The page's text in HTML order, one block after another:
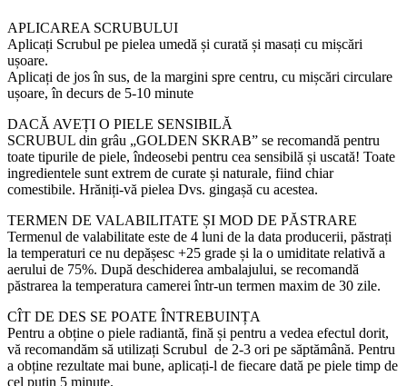
APLICAREA SCRUBULUI
Aplicați Scrubul pe pielea umedă și curată și masați cu mișcări
ușoare.
Aplicați de jos în sus, de la margini spre centru, cu mișcări circulare
ușoare, în decurs de 5-10 minute
DACĂ AVEȚI O PIELE SENSIBILĂ
SCRUBUL din grâu „GOLDEN SKRAB” se recomandă pentru
toate tipurile de piele, îndeosebi pentru cea sensibilă și uscată! Toate
ingredientele sunt extrem de curate și naturale, fiind chiar
comestibile. Hrăniți-vă pielea Dvs. gingașă cu acestea.
TERMEN DE VALABILITATE ȘI MOD DE PĂSTRARE
Termenul de valabilitate este de 4 luni de la data producerii, păstrați
la temperaturi ce nu depășesc +25 grade și la o umiditate relativă a
aerului de 75%. După deschiderea ambalajului, se recomandă
păstrarea la temperatura camerei într-un termen maxim de 30 zile.
CÎT DE DES SE POATE ÎNTREBUINȚA
Pentru a obține o piele radiantă, fină și pentru a vedea efectul dorit,
vă recomandăm să utilizați Scrubul de 2-3 ori pe săptămână. Pentru
a obține rezultate mai bune, aplicați-l de fiecare dată pe piele timp de
cel puțin 5 minute.